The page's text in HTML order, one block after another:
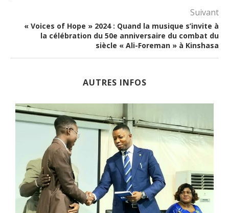
Suivant
« Voices of Hope » 2024 : Quand la musique s’invite à
la célébration du 50e anniversaire du combat du
siècle « Ali-Foreman » à Kinshasa
AUTRES INFOS